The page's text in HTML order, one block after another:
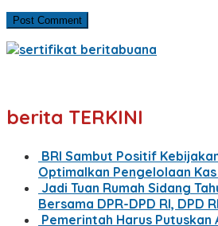
berita TERKINI
BRI Sambut Positif
Optimalkan Pengelolaan
Jadi Tuan Rumah Sidang
Bersama DPR-DPD RI, DPD
Pemerintah Harus Putuskan